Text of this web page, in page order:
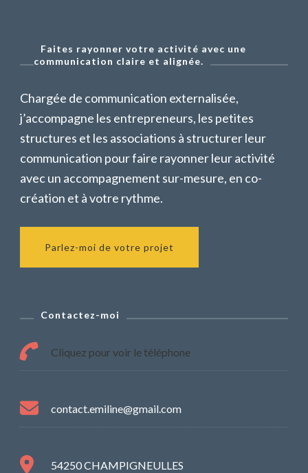
Faites rayonner votre activité avec une
communication claire et alignée.
Chargée de communication externalisée,
j’accompagne les entrepreneurs, les petites
structures et les associations à structurer leur
communication pour faire rayonner leur activité
avec un accompagnement sur-mesure, en co-
création et à votre rythme.
Parlez-moi de votre projet
Contactez-moi
Cliquez pour voir le téléphone
contact.emiline@gmail.com
54250 CHAMPIGNEULLES